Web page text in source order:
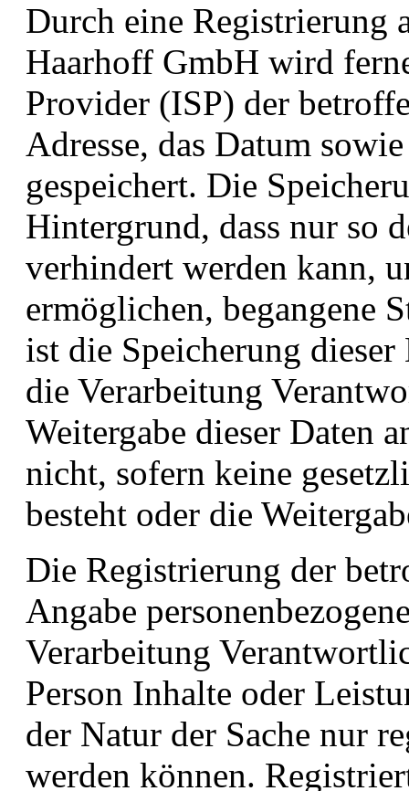
Durch eine Registrierung
Haarhoff GmbH wird
Provider (ISP) der
Adresse, das Datum
gespeichert. Die
Hintergrund, dass nur so
verhindert werden kann,
ermöglichen, begangene
ist die Speicherung
die Verarbeitung
Weitergabe dieser Daten
nicht, sofern keine
besteht oder die
Die Registrierung der
Angabe
Verarbeitung
Person Inhalte oder
der Natur der Sache nur
werden können.